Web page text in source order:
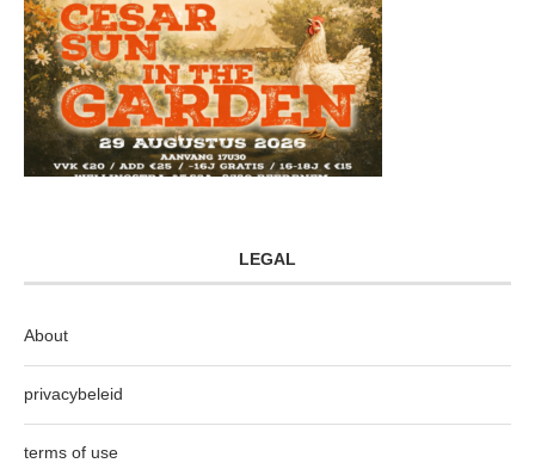
LEGAL
About
privacybeleid
terms of use